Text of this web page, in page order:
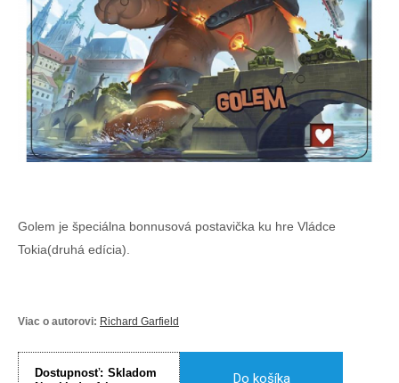
Golem je špeciálna bonnusová postavička ku hre Vládce
Tokia(druhá edícia).
Viac o autorovi: Richard Garfield
Dostupnosť: Skladom
Do košíka